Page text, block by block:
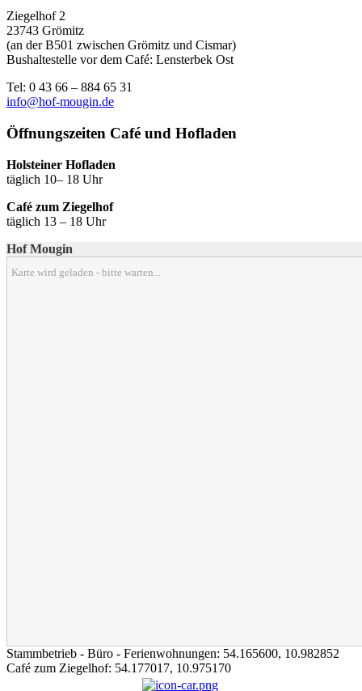
Ziegelhof 2
23743 Grömitz
(an der B501 zwischen Grömitz und Cismar)
Bushaltestelle vor dem Café: Lensterbek Ost
Tel: 0 43 66 – 884 65 31
info@hof-mougin.de
Öffnungszeiten Café und Hofladen
Holsteiner Hofladen
täglich 10– 18 Uhr
Café zum Ziegelhof
täglich 13 – 18 Uhr
Hof Mougin
Karte wird geladen - bitte warten...
Stammbetrieb - Büro - Ferienwohnungen: 54.165600, 10.982852
Café zum Ziegelhof: 54.177017, 10.975170